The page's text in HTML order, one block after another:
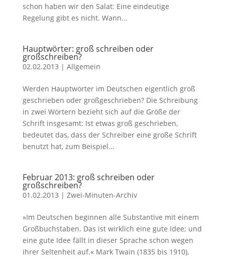
schon haben wir den Salat: Eine eindeutige
Regelung gibt es nicht. Wann...
Hauptwörter: groß schreiben oder
großschreiben?
02.02.2013 | Allgemein
Werden Hauptwörter im Deutschen eigentlich groß
geschrieben oder großgeschrieben? Die Schreibung
in zwei Wörtern bezieht sich auf die Größe der
Schrift insgesamt: Ist etwas groß geschrieben,
bedeutet das, dass der Schreiber eine große Schrift
benutzt hat, zum Beispiel...
Februar 2013: groß schreiben oder
großschreiben?
01.02.2013 | Zwei-Minuten-Archiv
»Im Deutschen beginnen alle Substantive mit einem
Großbuchstaben. Das ist wirklich eine gute Idee; und
eine gute Idee fällt in dieser Sprache schon wegen
ihrer Seltenheit auf.« Mark Twain (1835 bis 1910),